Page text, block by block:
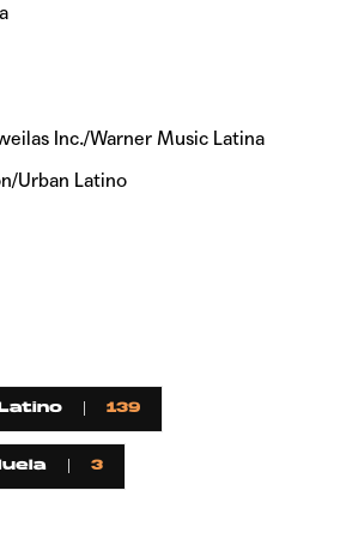
Inc./Warner Music Latina
Urban Latino
139
3